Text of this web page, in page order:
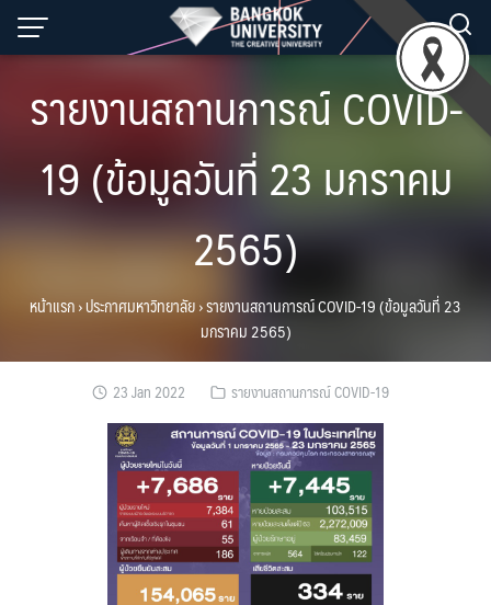
Skip
รายงานสถานการณ์ COVID-
19 (ข้อมูลวันที่ 23 มกราคม
2565)
หน้าแรก›ประกาศมหาวิทยาลัย›รายงานสถานการณ์ COVID-19 (ข้อมูลวันที่ 23
มกราคม 2565)
23 Jan 2022 รายงานสถานการณ์ COVID-19